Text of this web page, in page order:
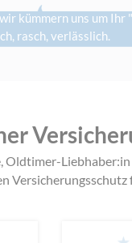
kümmern uns um
rasch, verlässlich.
Versicherungsschutz